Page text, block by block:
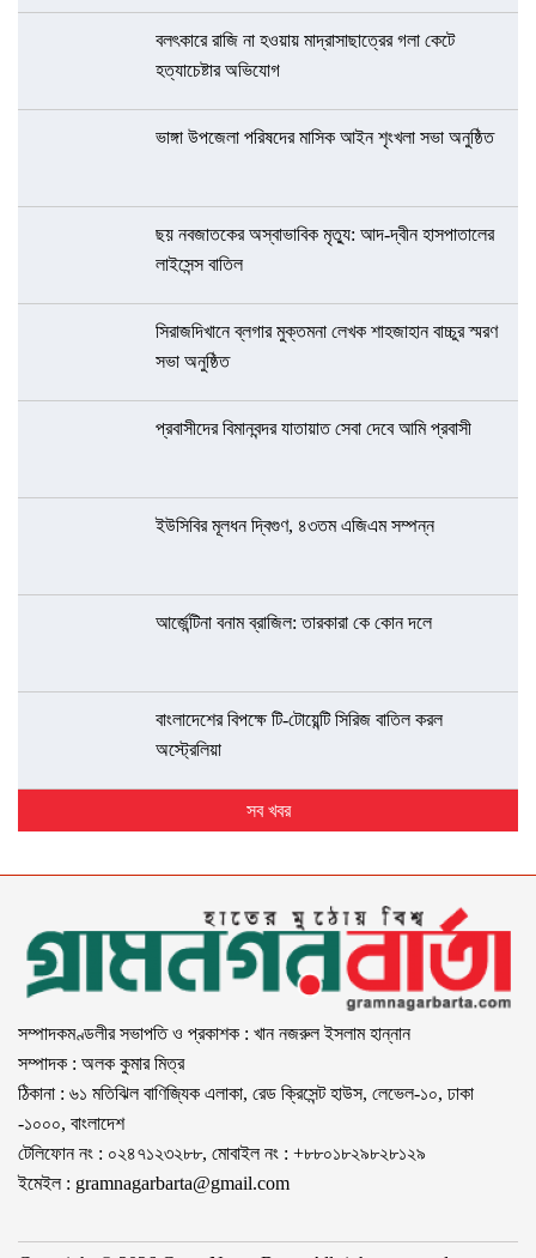
বলৎকারে রাজি না হওয়ায় মাদ্রাসাছাত্রের গলা কেটে
হত্যাচেষ্টার অভিযোগ
ভাঙ্গা উপজেলা পরিষদের মাসিক আইন শৃংখলা সভা অনুষ্ঠিত
ছয় নবজাতকের অস্বাভাবিক মৃত্যু: আদ-দ্বীন হাসপাতালের
লাইসেন্স বাতিল
সিরাজদিখানে ব্লগার মুক্তমনা লেখক শাহজাহান বাচ্চুর স্মরণ
সভা অনুষ্ঠিত
প্রবাসীদের বিমানবন্দর যাতায়াত সেবা দেবে আমি প্রবাসী
ইউসিবির মূলধন দ্বিগুণ, ৪৩তম এজিএম সম্পন্ন
আর্জেন্টিনা বনাম ব্রাজিল: তারকারা কে কোন দলে
বাংলাদেশের বিপক্ষে টি-টোয়েন্টি সিরিজ বাতিল করল
অস্ট্রেলিয়া
সব খবর
সম্পাদকমণ্ডলীর সভাপতি ও প্রকাশক : খান নজরুল ইসলাম হান্নান
সম্পাদক : অলক কুমার মিত্র
ঠিকানা : ৬১ মতিঝিল বাণিজ্যিক এলাকা, রেড ক্রিসেন্ট হাউস, লেভেল-১০, ঢাকা
-১০০০, বাংলাদেশ
টেলিফোন নং : ০২৪৭১২৩২৮৮, মোবাইল নং : +৮৮০১৮২৯৮২৮১২৯
ইমেইল : gramnagarbarta@gmail.com